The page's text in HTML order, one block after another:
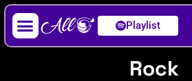
Playlist
Rock